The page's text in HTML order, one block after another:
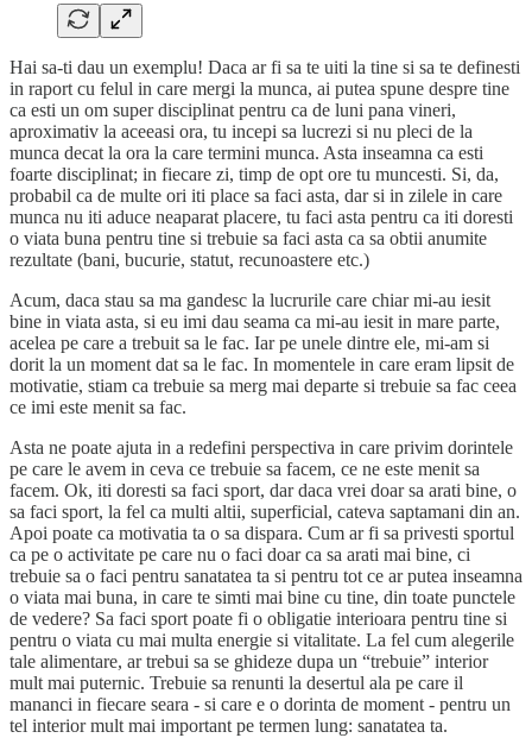
Hai sa-ti dau un exemplu! Daca ar fi sa te uiti la tine si sa te definesti
in raport cu felul in care mergi la munca, ai putea spune despre tine
ca esti un om super disciplinat pentru ca de luni pana vineri,
aproximativ la aceeasi ora, tu incepi sa lucrezi si nu pleci de la
munca decat la ora la care termini munca. Asta inseamna ca esti
foarte disciplinat; in fiecare zi, timp de opt ore tu muncesti. Si, da,
probabil ca de multe ori iti place sa faci asta, dar si in zilele in care
munca nu iti aduce neaparat placere, tu faci asta pentru ca iti doresti
o viata buna pentru tine si trebuie sa faci asta ca sa obtii anumite
rezultate (bani, bucurie, statut, recunoastere etc.)
Acum, daca stau sa ma gandesc la lucrurile care chiar mi-au iesit
bine in viata asta, si eu imi dau seama ca mi-au iesit in mare parte,
acelea pe care a trebuit sa le fac. Iar pe unele dintre ele, mi-am si
dorit la un moment dat sa le fac. In momentele in care eram lipsit de
motivatie, stiam ca trebuie sa merg mai departe si trebuie sa fac ceea
ce imi este menit sa fac.
Asta ne poate ajuta in a redefini perspectiva in care privim dorintele
pe care le avem in ceva ce trebuie sa facem, ce ne este menit sa
facem. Ok, iti doresti sa faci sport, dar daca vrei doar sa arati bine, o
sa faci sport, la fel ca multi altii, superficial, cateva saptamani din an.
Apoi poate ca motivatia ta o sa dispara. Cum ar fi sa privesti sportul
ca pe o activitate pe care nu o faci doar ca sa arati mai bine, ci
trebuie sa o faci pentru sanatatea ta si pentru tot ce ar putea inseamna
o viata mai buna, in care te simti mai bine cu tine, din toate punctele
de vedere? Sa faci sport poate fi o obligatie interioara pentru tine si
pentru o viata cu mai multa energie si vitalitate. La fel cum alegerile
tale alimentare, ar trebui sa se ghideze dupa un “trebuie” interior
mult mai puternic. Trebuie sa renunti la desertul ala pe care il
mananci in fiecare seara - si care e o dorinta de moment - pentru un
tel interior mult mai important pe termen lung: sanatatea ta.